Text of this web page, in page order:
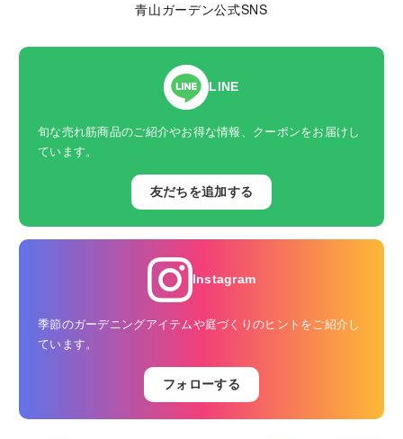
青山ガーデン公式SNS
LINE
旬な売れ筋商品のご紹介やお得な情報、クーポンをお届けし
ています。
友だちを追加する
Instagram
季節のガーデニングアイテムや庭づくりのヒントをご紹介し
ています。
フォローする